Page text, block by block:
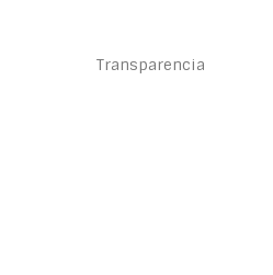
Transparencia